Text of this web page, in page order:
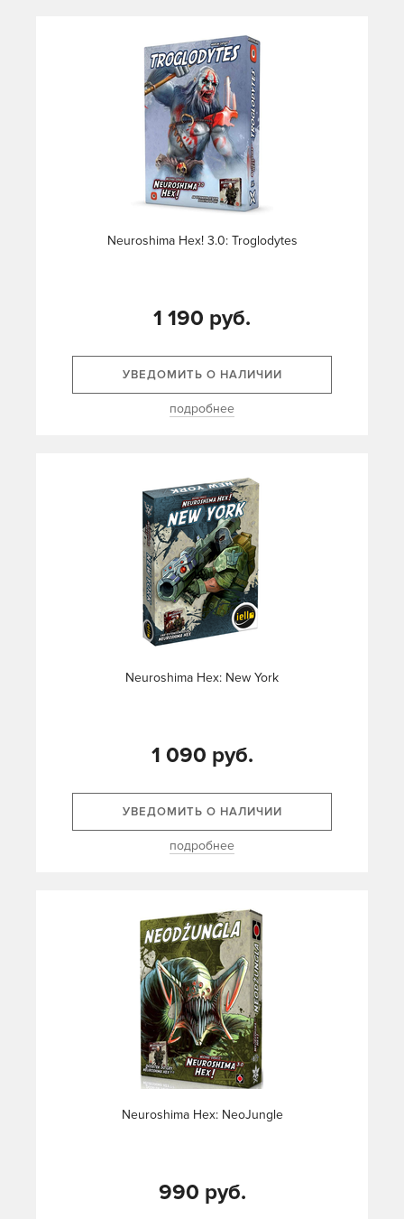
Neuroshima Hex! 3.0: Troglodytes
1 190 руб.
УВЕДОМИТЬ О НАЛИЧИИ
подробнее
Neuroshima Hex: New York
1 090 руб.
УВЕДОМИТЬ О НАЛИЧИИ
подробнее
Neuroshima Hex: NeoJungle
990 руб.